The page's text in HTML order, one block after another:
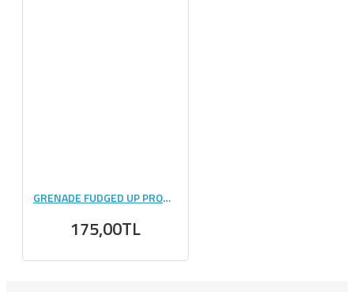
GRENADE FUDGED UP PROTEIN BAR 60 GR 1 ADET
175,00TL